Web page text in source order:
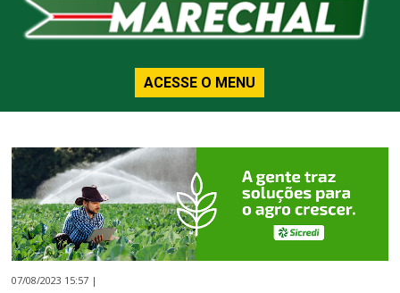
ACESSE O MENU
07/08/2023 15:57 |